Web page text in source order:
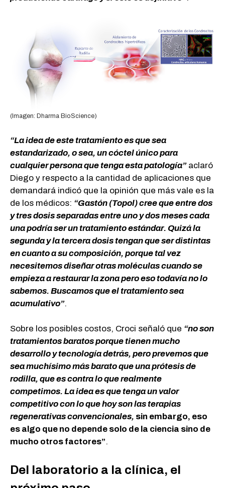
(Imagen: Dharma BioScience)
“La idea de este tratamiento es que sea
estandarizado, o sea, un cóctel único para
cualquier persona que tenga esta patología”aclaró
Diego y respecto a la cantidad de aplicaciones que
demandará indicó que la opinión que más vale es la
de los médicos: “Gastón (Topol) cree que entre dos
y tres dosis separadas entre uno y dos meses cada
una podría ser un tratamiento estándar. Quizá la
segunda y la tercera dosis tengan que ser distintas
en cuanto a su composición, porque tal vez
necesitemos diseñar otras moléculas cuando se
empieza a restaurar la zona pero eso todavía no lo
sabemos. Buscamos que el tratamiento sea
acumulativo”.
Sobre los posibles costos, Croci señaló que “no son
tratamientos baratos porque tienen mucho
desarrollo y tecnología detrás, peroprevemos que
sea muchísimo más barato que una prótesis de
rodilla, que es contra lo que realmente
competimos. La idea es que tenga un valor
competitivo con lo que hoy son las terapias
regenerativas convencionales, sin embargo, eso
es algo que no depende solo de la ciencia sino de
mucho otros factores”.
Del laboratorio a la clínica, el